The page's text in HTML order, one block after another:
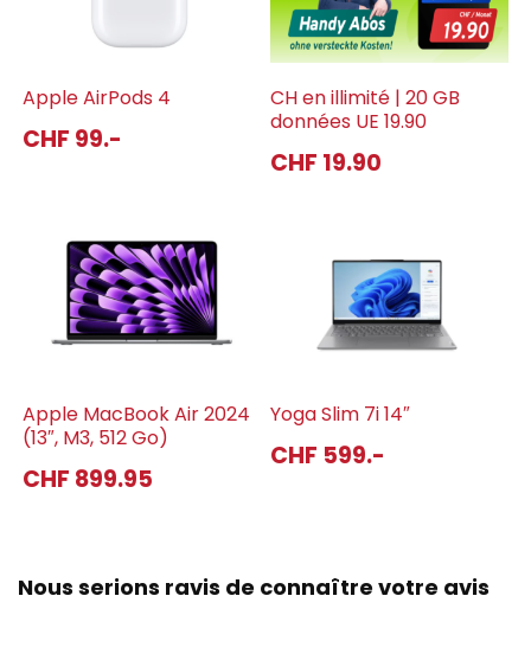
Apple AirPods 4
CHF 99.-
CH en illimité | 20 GB
données UE 19.90
CHF 19.90
Apple MacBook Air 2024
(13″, M3, 512 Go)
CHF 899.95
Yoga Slim 7i 14″
CHF 599.-
Nous serions ravis de connaître votre avis